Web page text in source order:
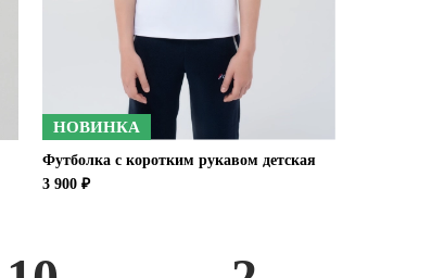
НОВИНКА
Футболка с коротким рукавом детская
3 900 ₽